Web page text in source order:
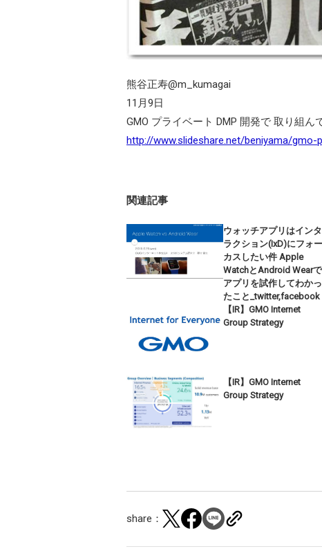
熊谷正寿@m_kumagai
11月9日
GMO プライベート DMP 開発で 取り組ん
http://www.slideshare.net/beniyama/gmo-
関連記事
ウォッチアプリはインタ
ラクション(IxD)にフォー
カスしたい件 Apple
WatchとAndroid Wearで
アプリを試作してわかっ
たこと_twitter,facebook
【IR】GMO Internet
Group Strategy
【IR】GMO Internet
Group Strategy
share：